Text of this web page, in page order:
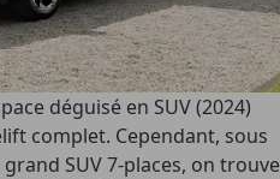
déguisé en SUV (2024)
complet. Cependant, sous
SUV 7-places, on trouve